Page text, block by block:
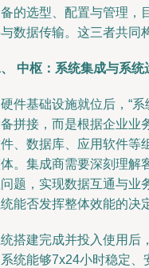
的选型、配置与管理，
数据传输。这三者共同
中枢：系统集成与系统
件基础设施就位后，“
拼接，而是根据企业业
、数据库、应用软件等
。集成商需要深刻理解
题，实现数据互通与业
能否发挥整体效能的决
搭建完成并投入使用后
统能够7x24小时稳定